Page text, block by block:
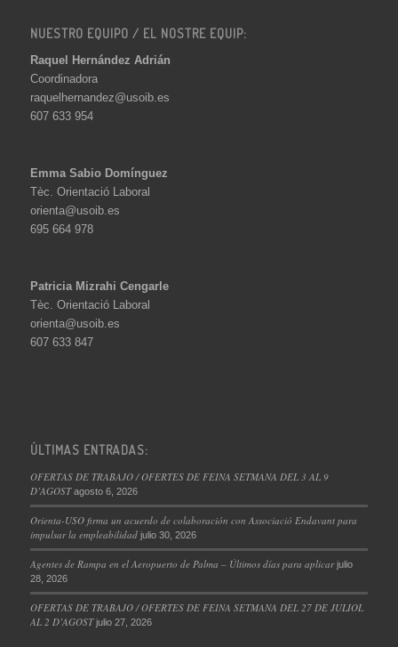
NUESTRO EQUIPO / EL NOSTRE EQUIP:
Raquel Hernández Adrián
Coordinadora
raquelhernandez@usoib.es
607 633 954
Emma Sabio Domínguez
Tèc. Orientació Laboral
orienta@usoib.es
695 664 978
Patricia Mizrahi Cengarle
Tèc. Orientació Laboral
orienta@usoib.es
607 633 847
ÚLTIMAS ENTRADAS:
OFERTAS DE TRABAJO / OFERTES DE FEINA SETMANA DEL 3 AL 9
D’AGOST agosto 6, 2026
Orienta-USO firma un acuerdo de colaboración con Associació Endavant para
impulsar la empleabilidad julio 30, 2026
Agentes de Rampa en el Aeropuerto de Palma – Últimos días para aplicar julio
28, 2026
OFERTAS DE TRABAJO / OFERTES DE FEINA SETMANA DEL 27 DE JULIOL
AL 2 D’AGOST julio 27, 2026